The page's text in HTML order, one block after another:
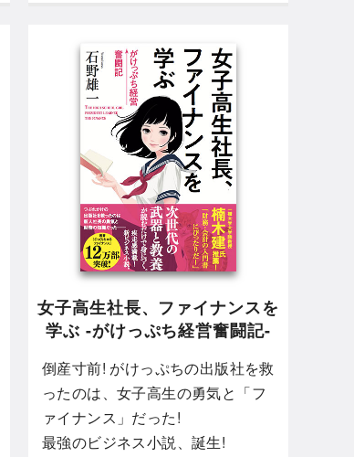
女子高生社長、ファイナンスを
学ぶ -がけっぷち経営奮闘記-
倒産寸前! がけっぷちの出版社を救
ったのは、女子高生の勇気と「フ
ァイナンス」だった!
最強のビジネス小説、誕生!